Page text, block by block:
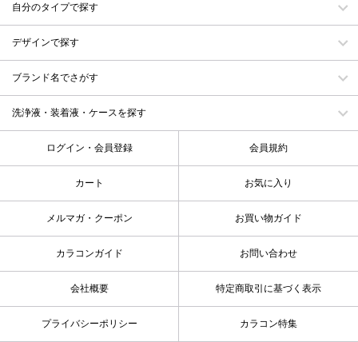
自分のタイプで探す
デザインで探す
ブランド名でさがす
洗浄液・装着液・ケースを探す
ログイン・会員登録 会員規約
カート お気に入り
メルマガ・クーポン お買い物ガイド
カラコンガイド お問い合わせ
会社概要 特定商取引に基づく表示
プライバシーポリシー カラコン特集